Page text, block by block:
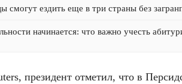
смогут ездить еще в три страны без
начинается: что важно учесть
президент отметил, что в